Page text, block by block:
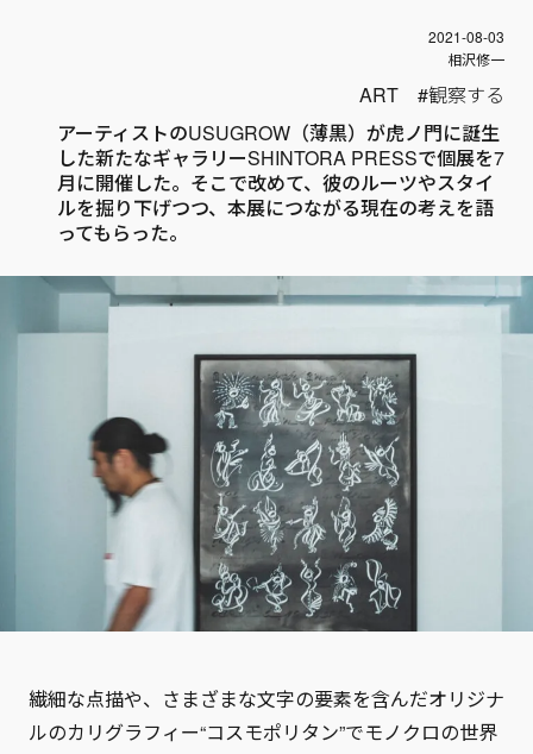
投稿日
2021-08-03
Author
相沢修一
ART
観察する
アーティストのUSUGROW（薄黒）が虎ノ門に誕生
した新たなギャラリーSHINTORA PRESSで個展を7
月に開催した。そこで改めて、彼のルーツやスタイ
ルを掘り下げつつ、本展につながる現在の考えを語
ってもらった。
繊細な点描や、さまざまな文字の要素を含んだオリジナ
ルのカリグラフィー“コスモポリタン”でモノクロの世界